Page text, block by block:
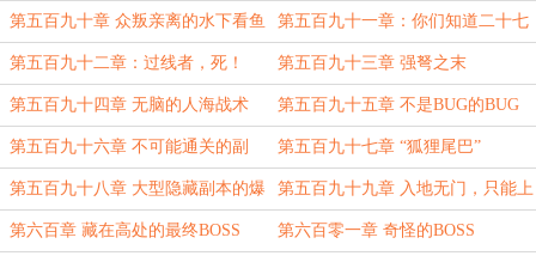
教
第五百九十章 众叛亲离的水下看鱼 第五百九十一章：你们知道二十七
万有多少人吗？
第五百九十二章：过线者，死！ 第五百九十三章 强弩之末
第五百九十四章 无脑的人海战术 第五百九十五章 不是BUG的BUG
第五百九十六章 不可能通关的副
本。
第五百九十七章 “狐狸尾巴”
第五百九十八章 大型隐藏副本的爆
率
第五百九十九章 入地无门，只能上
天
第六百章 藏在高处的最终BOSS 第六百零一章 奇怪的BOSS